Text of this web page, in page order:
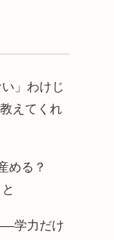
」わけじ
えてくれ
める？
学力だけ